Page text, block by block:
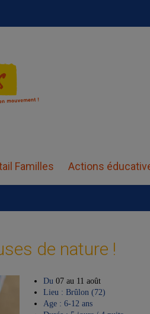
Familles Actions
de nature !
Du 07 au 11 août
Lieu : Brûlon (72)
Age : 6-12 ans